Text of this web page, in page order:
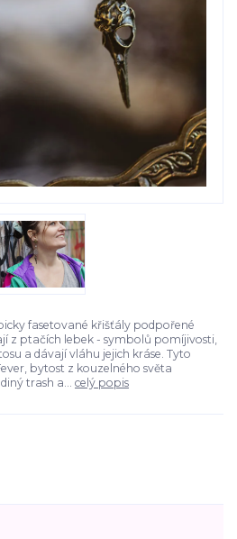
fasetované křišťály podpořené
z ptačích lebek - symbolů pomíjivosti,
a dávají vláhu jejich kráse. Tyto
bytost z kouzelného světa
trash a... celý popis